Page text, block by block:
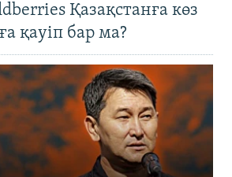
Қазақстанға көз
қауіп бар ма?